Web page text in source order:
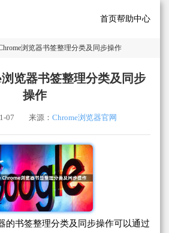
首页帮助中心
浏览器书签整理分类及同步操作
浏览器书签整理分类及同步
操作
07 来源： Chrome浏览器官网
的书签整理分类及同步操作可以通过